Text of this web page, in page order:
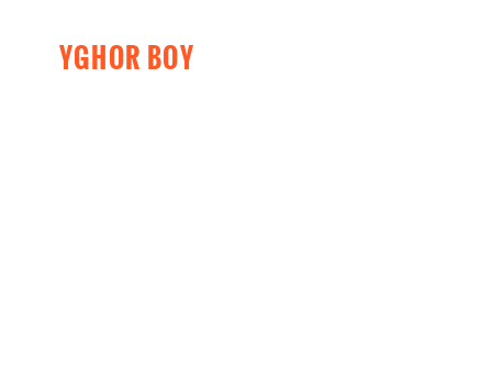
YGHOR BOY